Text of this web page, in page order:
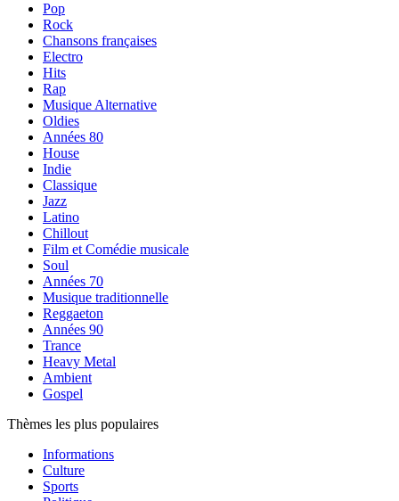
Pop
Rock
Chansons françaises
Electro
Hits
Rap
Musique Alternative
Oldies
Années 80
House
Indie
Classique
Jazz
Latino
Chillout
Film et Comédie musicale
Soul
Années 70
Musique traditionnelle
Reggaeton
Années 90
Trance
Heavy Metal
Ambient
Gospel
Thèmes les plus populaires
Informations
Culture
Sports